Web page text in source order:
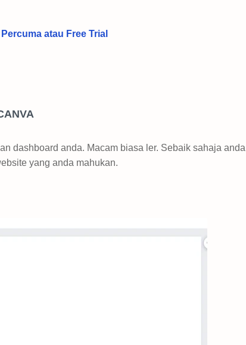
atau Free Trial
dashboard anda. Macam biasa ler. Sebaik sahaja anda
yang anda mahukan.